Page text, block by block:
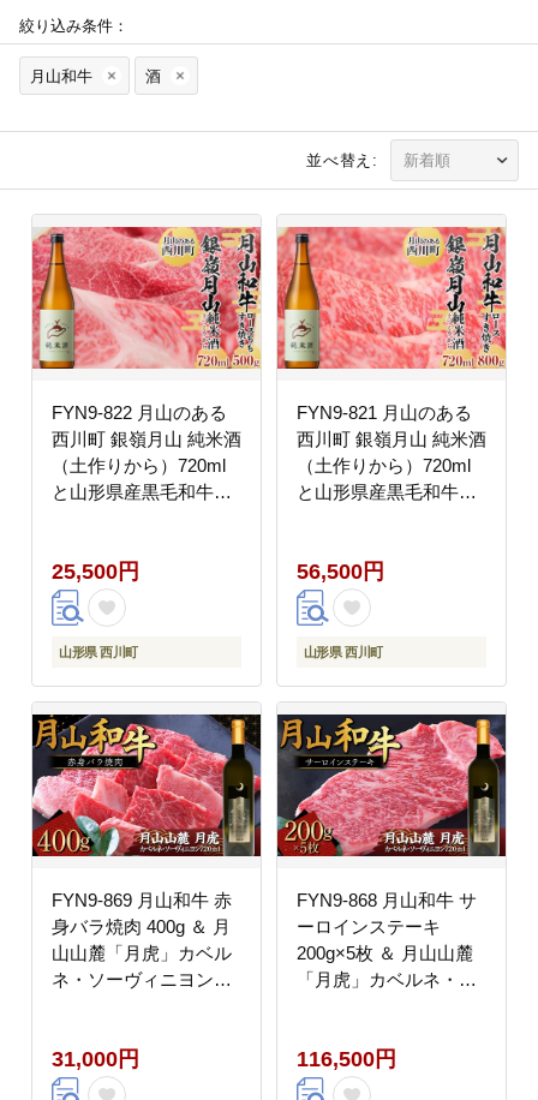
絞り込み条件：
月山和牛 酒
並べ替え:
FYN9-822 月山のある
西川町 銀嶺月山 純米酒
（土作りから）720ml
と山形県産黒毛和牛
500g 山形県 西川町 日
本酒 酒 アルコール
25,500円
山形県 西川町
FYN9-821 月山のある
西川町 銀嶺月山 純米酒
（土作りから）720ml
と山形県産黒毛和牛
山形県 西川町 日本酒
酒 アルコール スキ焼き
すきやき
56,500円
山形県 西川町
FYN9-869 月山和牛 赤
身バラ焼肉 400g ＆ 月
山山麓「月虎」カベル
ネ・ソーヴィニヨン
31,000円
FYN9-868 月山和牛 サ
ーロインステーキ
200g×5枚 ＆ 月山山麓
「月虎」カベルネ・ソ
ワイン 山形県 西川町
116,500円